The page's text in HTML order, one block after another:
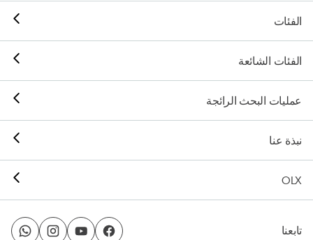
الفئات
الفئات الشائعة
عمليات البحث الرائجة
نبذة عنا
OLX
تابعنا